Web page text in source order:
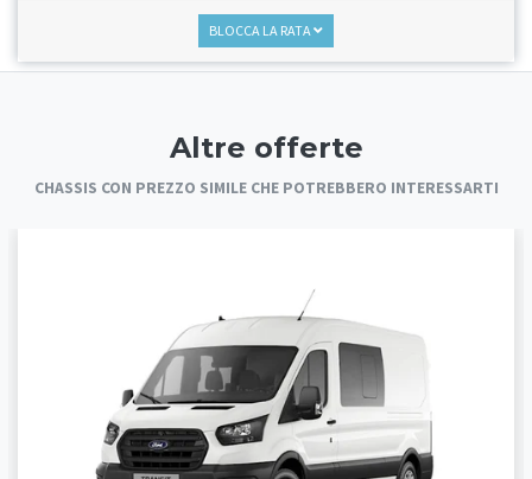
BLOCCA LA RATA
Altre offerte
CHASSIS CON PREZZO SIMILE CHE POTREBBERO INTERESSARTI